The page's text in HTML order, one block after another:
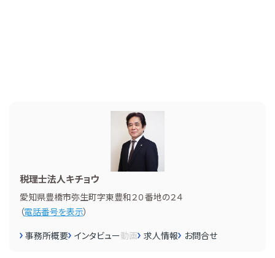
税理士法人キチョウ
愛知県豊橋市弥生町字東豊和２０番地の２４
（電話番号を表示）
事務所概要 インタビュー動画 求人情報 お問合せ